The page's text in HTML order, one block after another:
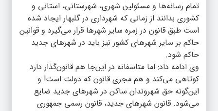
تمام رسانه‌ها و مسئولین شهری، شهرستانی، استانی و
کشوری بدانند از زمانی که شهرداری در گلبهار ایجاد شده
است طبق قانون در زمره سایر شهرها قرار می‌گیرد و قوانین
حاکم بر سایر شهرهای کشور نیز باید در شهرهای جدید
حاکم شود.
وی ادامه داد: اما متاسفانه در این‌جا هم قانون‌گذار دارد
کوتاهی می‌کند و هم مجری قانون که دولت است! و
این‌گونه حق شهروندان ساکن در شهرهای جدید ضایع
می‌شود. قانون شهرهای جدید، قانون رسمی جمهوری